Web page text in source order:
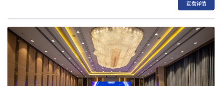
查看详情